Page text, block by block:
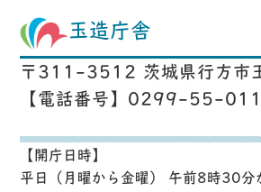
玉造庁舎
〒311-3512 茨城県行方市
【電話番号】0299-55-
【開庁日時】
平日（月曜から金曜） 午前8時30